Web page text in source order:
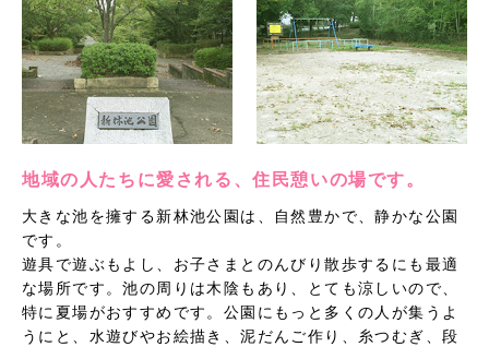
地域の人たちに愛される、住民憩いの場です。
大きな池を擁する新林池公園は、自然豊かで、静かな公園
です。
遊具で遊ぶもよし、お子さまとのんびり散歩するにも最適
な場所です。池の周りは木陰もあり、とても涼しいので、
特に夏場がおすすめです。公園にもっと多くの人が集うよ
うにと、水遊びやお絵描き、泥だんご作り、糸つむぎ、段